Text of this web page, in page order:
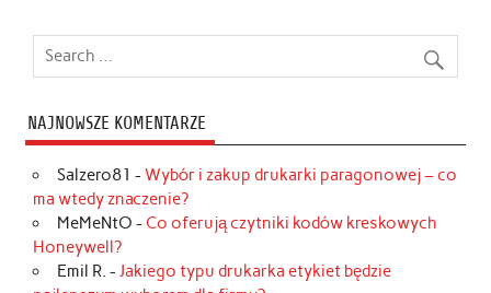
NAJNOWSZE KOMENTARZE
Salzero81 - Wybór i zakup drukarki paragonowej – co
ma wtedy znaczenie?
MeMeNtO - Co oferują czytniki kodów kreskowych
Honeywell?
Emil R. - Jakiego typu drukarka etykiet będzie